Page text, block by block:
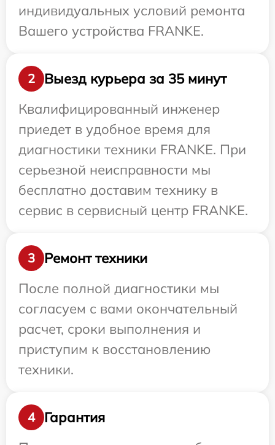
индивидуальных условий ремонта
Вашего устройства FRANKE.
2
Выезд курьера за 35 минут
Квалифицированный инженер
приедет в удобное время для
диагностики техники FRANKE. При
серьезной неисправности мы
бесплатно доставим технику в
сервис в сервисный центр FRANKE.
3
Ремонт техники
После полной диагностики мы
согласуем с вами окончательный
расчет, сроки выполнения и
приступим к восстановлению
техники.
4
Гарантия